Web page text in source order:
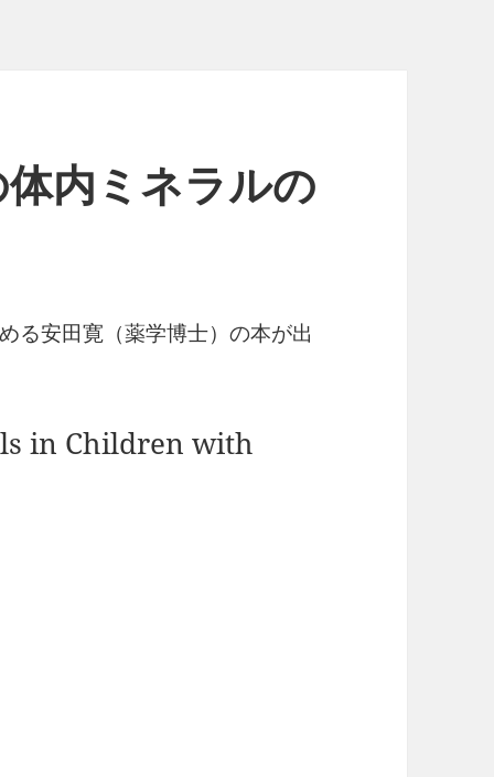
内ミネラルの
る安田寛（薬学博士）の本が出
in Children with